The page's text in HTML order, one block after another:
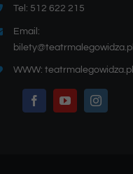
Tel: 512 622 215
Email:
bilety@teatrmalegowidza.pl
WWW: teatrmalegowidza.pl